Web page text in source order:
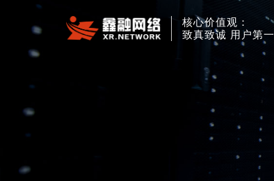
核心价值观：
致真致诚 用户第一